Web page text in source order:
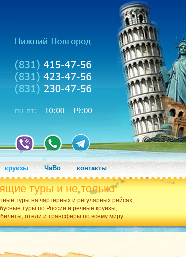
круизы ЧаВо контакты
туры и не только
туры на чартерных и регулярных рейсах,
туры по России и речные круизы,
отели и трансферы по всему миру.